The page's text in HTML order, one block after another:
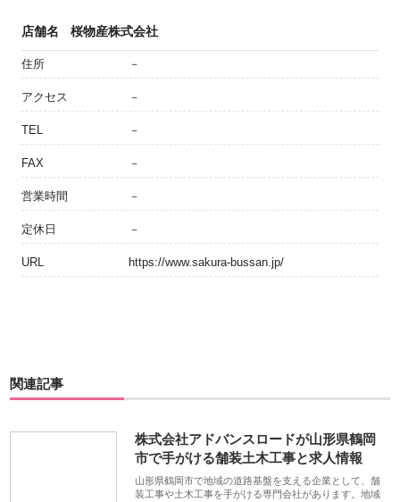
店舗名 桜物産株式会社
住所 －
アクセス －
TEL －
FAX －
営業時間 －
定休日 －
URL https://www.sakura-bussan.jp/
関連記事
株式会社アドバンスロードが山形県鶴岡
市で手がける舗装土木工事と求人情報
山形県鶴岡市で地域の道路基盤を支える企業として、舗
装工事や土木工事を手がける専門会社があります。地域